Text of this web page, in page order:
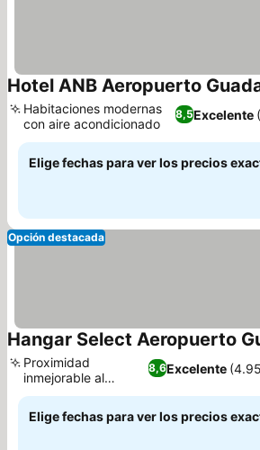
Hotel ANB Aeropuerto
8,5Excelente
Habitaciones modernas
con aire acondicionado
Elige fechas para ver los precios
Opción destacada
Hangar Select Aeropuerto
8,6Excelente
Proximidad
inmejorable al
aeropuerto
Elige fechas para ver los precios